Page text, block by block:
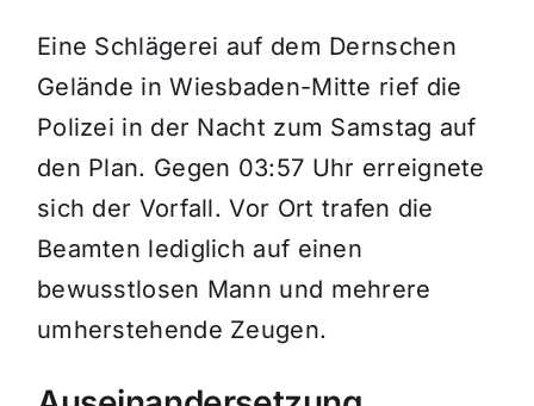
Eine Schlägerei auf dem Dernschen
Gelände in Wiesbaden-Mitte rief die
Polizei in der Nacht zum Samstag auf
den Plan. Gegen 03:57 Uhr erreignete
sich der Vorfall. Vor Ort trafen die
Beamten lediglich auf einen
bewusstlosen Mann und mehrere
umherstehende Zeugen.